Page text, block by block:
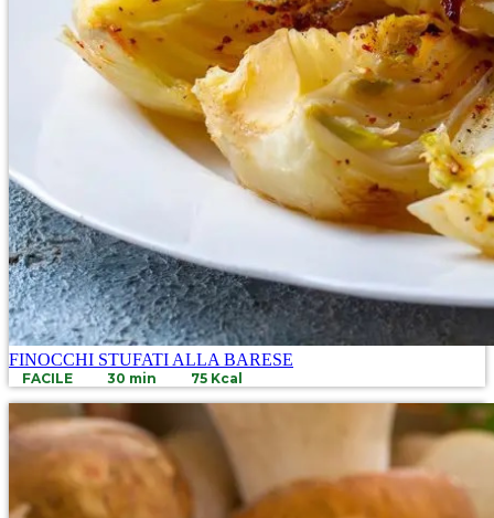
FINOCCHI STUFATI ALLA BARESE
FACILE 30 min 75 Kcal